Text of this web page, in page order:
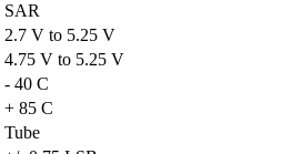
SAR
2.7 V to 5.25 V
4.75 V to 5.25 V
- 40 C
+ 85 C
Tube